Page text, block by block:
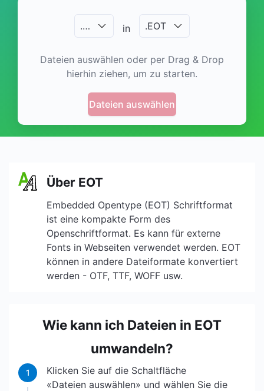
.… in .EOT
Dateien auswählen oder per Drag & Drop
hierhin ziehen, um zu starten.
Dateien auswählen
Über EOT
Embedded Opentype (EOT) Schriftformat
ist eine kompakte Form des
Openschriftformat. Es kann für externe
Fonts in Webseiten verwendet werden. EOT
können in andere Dateiformate konvertiert
werden - OTF, TTF, WOFF usw.
Wie kann ich Dateien in EOT
umwandeln?
1
Klicken Sie auf die Schaltfläche
«Dateien auswählen» und wählen Sie die